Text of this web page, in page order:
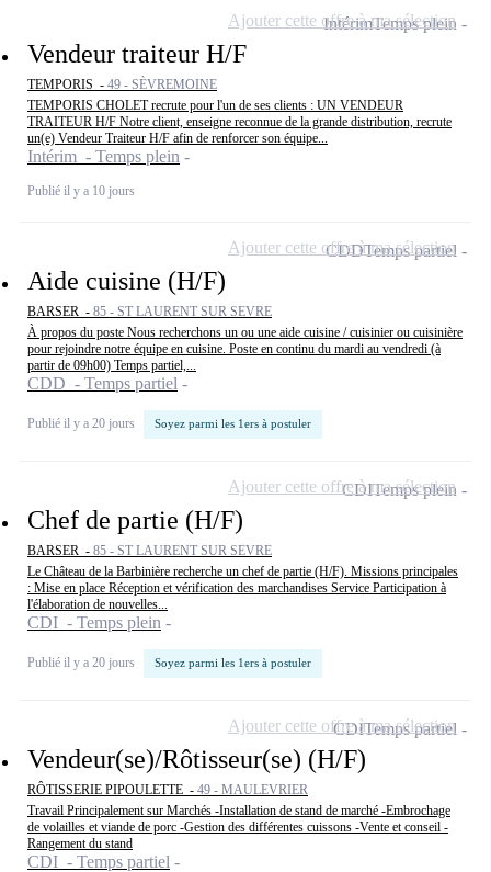
Vendeur traiteur H/F
TEMPORIS - 49 - SÈVREMOINE
TEMPORIS CHOLET recrute pour l'un de ses clients : UN VENDEUR
TRAITEUR H/F Notre client, enseigne reconnue de la grande distribution, recrute
un(e) Vendeur Traiteur H/F afin de renforcer son équipe...
Intérim - Temps plein
Publié il y a 10 jours
IntérimTemps plein
Ajouter cette offre à ma sélection
Aide cuisine (H/F)
BARSER - 85 - ST LAURENT SUR SEVRE
À propos du poste Nous recherchons un ou une aide cuisine / cuisinier ou cuisinière
pour rejoindre notre équipe en cuisine. Poste en continu du mardi au vendredi (à
partir de 09h00) Temps partiel,...
CDD - Temps partiel
Publié il y a 20 jours Soyez parmi les 1ers à postuler
CDDTemps partiel
Ajouter cette offre à ma sélection
Chef de partie (H/F)
BARSER - 85 - ST LAURENT SUR SEVRE
Le Château de la Barbinière recherche un chef de partie (H/F). Missions principales
: Mise en place Réception et vérification des marchandises Service Participation à
l'élaboration de nouvelles...
CDI - Temps plein
Publié il y a 20 jours Soyez parmi les 1ers à postuler
CDITemps plein
Ajouter cette offre à ma sélection
Vendeur(se)/Rôtisseur(se) (H/F)
RÔTISSERIE PIPOULETTE - 49 - MAULEVRIER
Travail Principalement sur Marchés -Installation de stand de marché -Embrochage
de volailles et viande de porc -Gestion des différentes cuissons -Vente et conseil -
Rangement du stand
CDI - Temps partiel
CDITemps partiel
Ajouter cette offre à ma sélection